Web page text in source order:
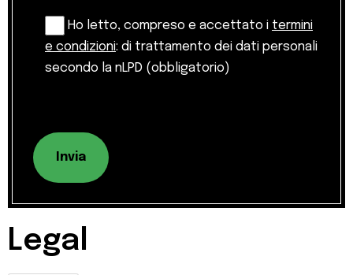
Ho letto, compreso e accettato i termini
e condizioni: di trattamento dei dati personali
secondo la nLPD (obbligatorio)
Invia
Legal